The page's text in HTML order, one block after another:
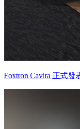
Foxtron Cavira 正式發